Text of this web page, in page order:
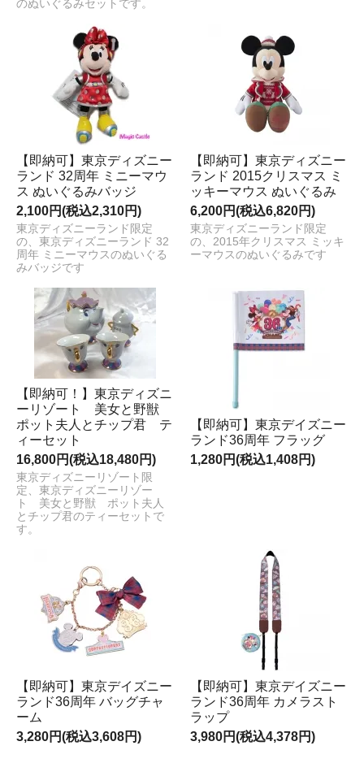
のぬいぐるみセットです。
【即納可】東京ディズニー
ランド 32周年 ミニーマウ
ス ぬいぐるみバッジ
2,100円(税込2,310円)
東京ディズニーランド限定
の、東京ディズニーランド 32
周年 ミニーマウスのぬいぐる
みバッジです
【即納可】東京ディズニー
ランド 2015クリスマス ミ
ッキーマウス ぬいぐるみ
6,200円(税込6,820円)
東京ディズニーランド限定
の、2015年クリスマス ミッキ
ーマウスのぬいぐるみです
【即納可！】東京ディズニ
ーリゾート 美女と野獣
ポット夫人とチップ君 テ
ィーセット
16,800円(税込18,480円)
東京ディズニーリゾート限
定、東京ディズニーリゾー
ト 美女と野獣 ポット夫人
とチップ君のティーセットで
す。
【即納可】東京デイズニー
ランド36周年 フラッグ
1,280円(税込1,408円)
【即納可】東京デイズニー
ランド36周年 バッグチャ
ーム
3,280円(税込3,608円)
【即納可】東京デイズニー
ランド36周年 カメラスト
ラップ
3,980円(税込4,378円)